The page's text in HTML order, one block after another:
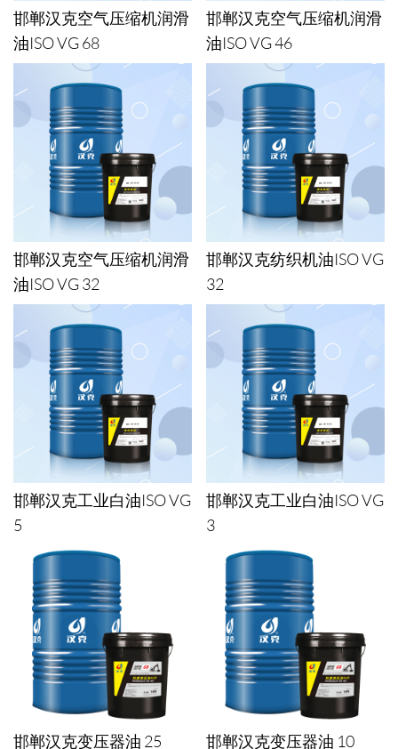
邯郸汉克空气压缩机润滑
油ISO VG 68
邯郸汉克空气压缩机润滑
油ISO VG 46
邯郸汉克空气压缩机润滑
油ISO VG 32
邯郸汉克纺织机油ISO VG
32
邯郸汉克工业白油ISO VG
5
邯郸汉克工业白油ISO VG
3
邯郸汉克变压器油 25 邯郸汉克变压器油 10